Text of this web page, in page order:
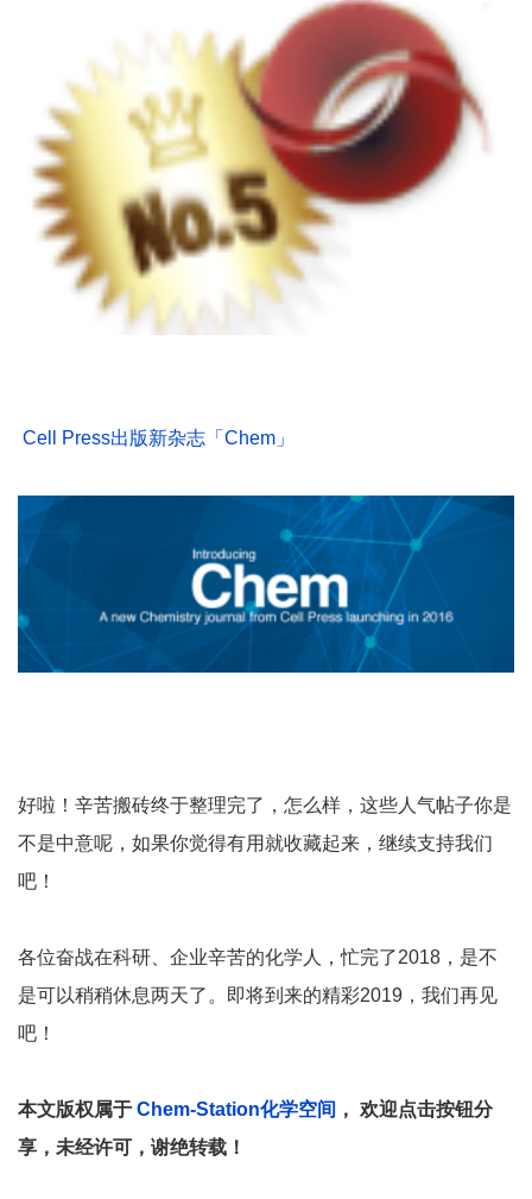
Cell Press出版新杂志「Chem」
好啦！辛苦搬砖终于整理完了，怎么样，这些人气帖子你是
不是中意呢，如果你觉得有用就收藏起来，继续支持我们
吧！
各位奋战在科研、企业辛苦的化学人，忙完了2018，是不
是可以稍稍休息两天了。即将到来的精彩2019，我们再见
吧！
本文版权属于 Chem-Station化学空间 ， 欢迎点击按钮分
享，未经许可，谢绝转载！